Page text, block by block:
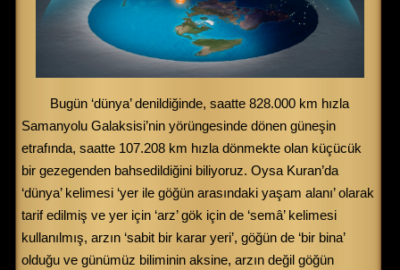
Bugün ‘dünya’ denildiğinde, saatte 828.000 km hızla
Samanyolu Galaksisi’nin yörüngesinde dönen güneşin
etrafında, saatte 107.208 km hızla dönmekte olan küçücük
bir gezegenden bahsedildiğini biliyoruz. Oysa Kuran’da
‘dünya’ kelimesi ‘yer ile göğün arasındaki yaşam alanı’ olarak
tarif edilmiş ve yer için ‘arz’ gök için de ‘semâ’ kelimesi
kullanılmış, arzın ‘sabit bir karar yeri’, göğün de ‘bir bina’
olduğu ve günümüz biliminin aksine, arzın değil göğün